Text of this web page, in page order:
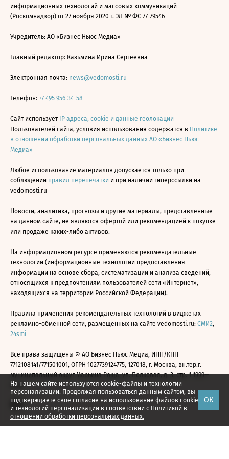
На нашем сайте используются cookie-файлы и технологии
персонализации. Продолжая пользоваться данным сайтом, вы
подтверждаете свое согласие на использование файлов cookie
и технологий персонализации в соответствии с Политикой в
отношении обработки персональных данных.
ОК
информационных технологий и массовых коммуникаций
(Роскомнадзор) от 27 ноября 2020 г. ЭЛ № ФС 77-79546
Учредитель: АО «Бизнес Ньюс Медиа»
Главный редактор: Казьмина Ирина Сергеевна
Электронная почта: news@vedomosti.ru
Телефон: +7 495 956-34-58
Сайт использует IP адреса, cookie и данные геолокации
Пользователей сайта, условия использования содержатся в Политике
в отношении обработки персональных данных АО «Бизнес Ньюс
Медиа»
Любое использование материалов допускается только при
соблюдении правил перепечатки и при наличии гиперссылки на
vedomosti.ru
Новости, аналитика, прогнозы и другие материалы, представленные
на данном сайте, не являются офертой или рекомендацией к покупке
или продаже каких-либо активов.
На информационном ресурсе применяются рекомендательные
технологии (информационные технологии предоставления
информации на основе сбора, систематизации и анализа сведений,
относящихся к предпочтениям пользователей сети «Интернет»,
находящихся на территории Российской Федерации).
Правила применения рекомендательных технологий в виджетах
рекламно-обменной сети, размещенных на сайте vedomosti.ru: СМИ2,
24smi
Все права защищены © АО Бизнес Ньюс Медиа, ИНН/КПП
7712108141/771501001, ОГРН 1027739124775, 127018, г. Москва, вн.тер.г.
муниципальный округ Марьина Роща, ул. Полковая, д. 3, стр. 1 1999—
2026